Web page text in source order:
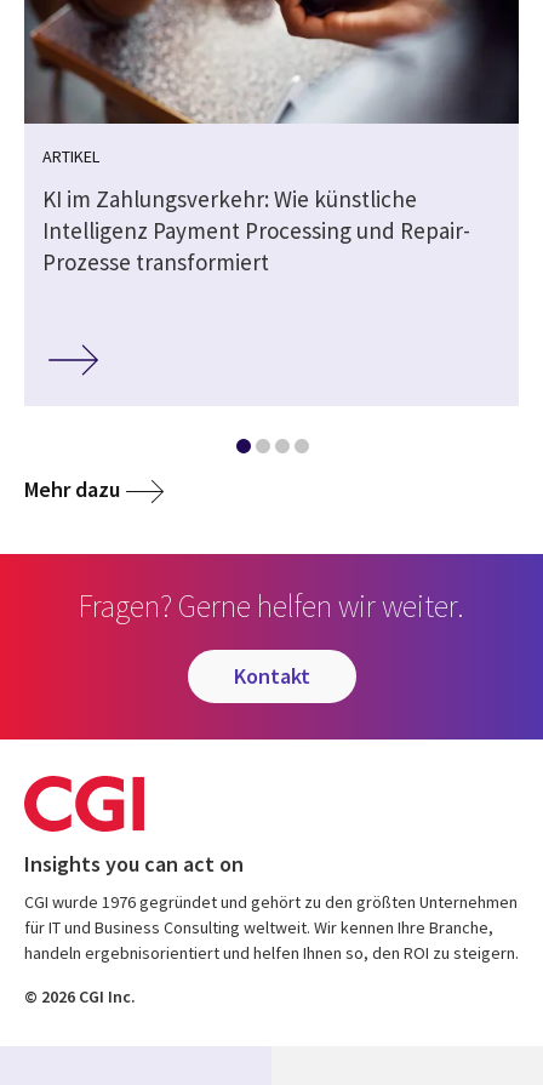
ARTIKEL
KI im Zahlungsverkehr: Wie künstliche
Intelligenz Payment Processing und Repair-
Prozesse transformiert
Mehr dazu
Fragen? Gerne helfen wir weiter.
kontakt
Insights you can act on
CGI wurde 1976 gegründet und gehört zu den größten Unternehmen
für IT und Business Consulting weltweit. Wir kennen Ihre Branche,
handeln ergebnisorientiert und helfen Ihnen so, den ROI zu steigern.
© 2026 CGI Inc.